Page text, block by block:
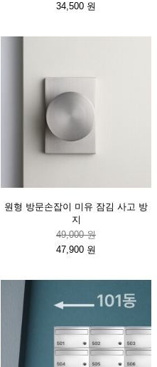
34,500 원
원형 방문손잡이 미유 잠김 사고 방
지
49,000 원
47,900 원